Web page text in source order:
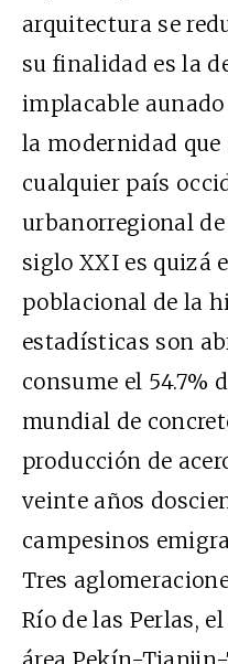
arquitectura se
su finalidad es la
implacable
la modernidad
cualquier país
urbanorregional
siglo XXI es quizá
poblacional de la
estadísticas son
consume el 54.7%
mundial de
producción de
veinte años
campesinos
Tres
Río de las Perlas,